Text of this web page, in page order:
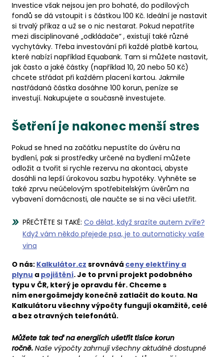
Investice však nejsou jen pro bohaté, do podílových
fondů se dá vstoupit i s částkou 100 Kč. Ideální je nastavit
si trvalý příkaz a už se o nic nestarat. Pokud nepatříte
mezi disciplinované „odkládače“ , existují také různé
vychytávky. Třeba investování při každé platbě kartou,
které nabízí například Equabank. Tam si můžete nastavit,
jak často a jaké částky (například 10, 20 nebo 50 Kč)
chcete střádat při každém placení kartou. Jakmile
nastřádaná částka dosáhne 100 korun, peníze se
investují. Nakupujete a současně investujete.
Šetření je nakonec menší stres
Pokud se hned na začátku nepustíte do úvěru na
bydlení, pak si prostředky určené na bydlení můžete
odložit a tvořit si rychle rezervu na akontaci, abyste
dosáhli na lepší úrokovou sazbu hypotéky. Vyhněte se
také zprvu neúčelovým spotřebitelským úvěrům na
vybavení domácnosti, ale naučte se si na věci ušetřit.
PŘEČTĚTE SI TAKÉ: Co dělat, když srazíte autem zvíře?
Když vám někdo přejede psa, je to automaticky vaše
vina
O nás: Kalkulátor.cz srovnává ceny elektřiny a
plynu a pojištění. Je to první projekt podobného
typu v ČR, který je opravdu fér. Chceme s
ním energošmejdy konečně zatlačit do kouta. Na
Kalkulátoru všechny výpočty fungují okamžitě, celé
a bez otravných telefonátů.
Můžete tak teď na energiích ušetřit tisíce korun
ročně. Naše výpočty zahrnují všechny aktuálně dostupné